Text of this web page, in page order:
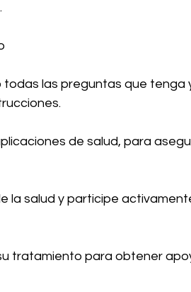
todas las preguntas que tenga
de salud, para
la salud y participe
tratamiento para obtener